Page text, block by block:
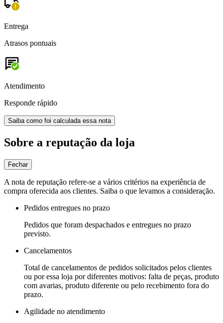
Entrega
Atrasos pontuais
Atendimento
Responde rápido
Saiba como foi calculada essa nota
Sobre a reputação da loja
Fechar
A nota de reputação refere-se a vários critérios na experiência de
compra oferecida aos clientes. Saiba o que levamos a consideração.
Pedidos entregues no prazo
Pedidos que foram despachados e entregues no prazo
previsto.
Cancelamentos
Total de cancelamentos de pedidos solicitados pelos clientes
ou por essa loja por diferentes motivos: falta de peças, produto
com avarias, produto diferente ou pelo recebimento fora do
prazo.
Agilidade no atendimento